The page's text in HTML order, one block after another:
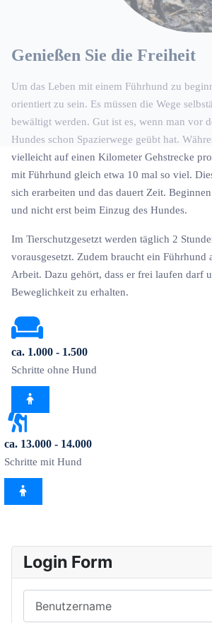
Genießen Sie die Freiheit
Um das Leben mit einem Führhund zu
orientiert zu sein. Es müssen die Wege
bewältigt werden. Gut ist es, wenn man vor
Hundes schon Spazierwege geübt hat.
vielleicht auf einen Kilometer Gehstrecke
mit Führhund gleich etwa 10 mal so viel.
sich erarbeiten und das dauert Zeit.
und nicht erst beim Einzug des Hundes.
Im Tierschutzgesetzt werden täglich 2
vorausgesetzt. Zudem braucht ein Führhund
Arbeit. Dazu gehört, dass er frei laufen darf
Beweglichkeit zu erhalten.
ca. 1.000 - 1.500
Schritte ohne Hund
ca. 13.000 - 14.000
Schritte mit Hund
Login Form